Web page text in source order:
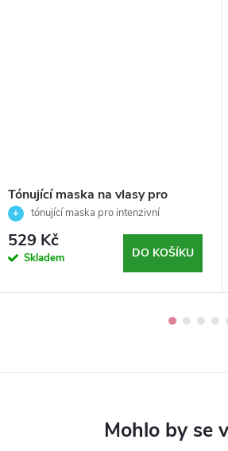
Tónující maska na vlasy pro
intenzivní červeno-fialový odstín(
Purple red 500) - Nutri Color -
Revlon Professional -100ml
tónující maska pro intenzivní
červeno-fialový odstín (Purple Red 500) ✨
529 Kč
Skladem DO KOŠÍKU